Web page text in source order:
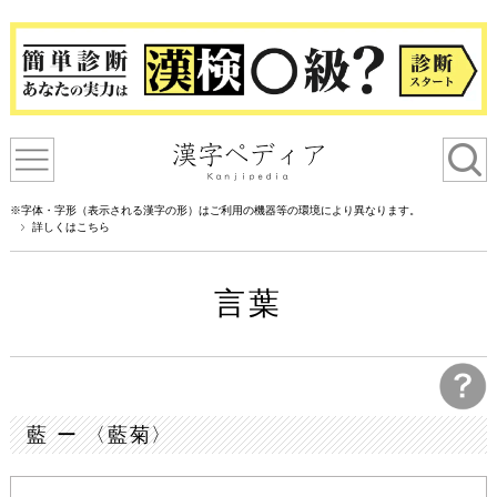
※字体・字形（表示される漢字の形）はご利用の機器等の環境により異なります。
詳しくはこちら
言葉
藍 ー 〈藍菊〉